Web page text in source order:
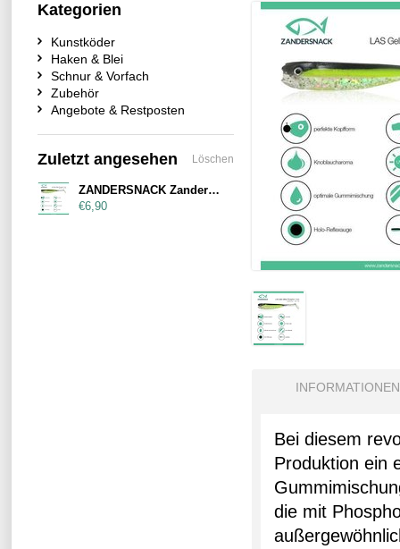
INFORMATIONEN
Bei diesem
Produktion ein
die mit
Kategorien
Kunstköder
Haken & Blei
Schnur & Vorfach
Zubehör
Angebote & Restposten
Zuletzt angesehen Löschen
ZANDERSNACK Zandersnack 11cm Night Shad
€6,90